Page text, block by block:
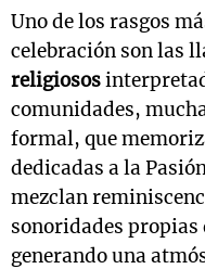
Uno de los rasgos
celebración son las
religiosos
comunidades,
formal, que
dedicadas a la
mezclan
sonoridades
generando una